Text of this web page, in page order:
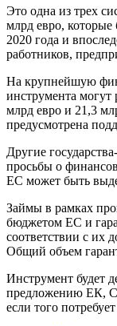
Это одна из трех
млрд евро,
2020 года и
работников,
На крупнейшую
инструмента
млрд евро и 21,3
предусмотрена
Другие
просьбы о
ЕС может быть
Займы в рамках
бюджетом ЕС и
соответствии с их
Общий объем
Инструмент будет
предложению ЕК,
если того